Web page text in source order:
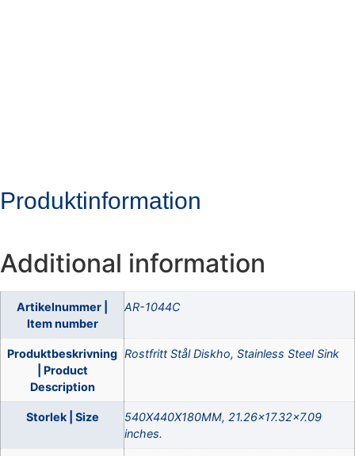
Produktinformation
Additional information
Artikelnummer |
Item number
AR-1044C
Produktbeskrivning
| Product
Description
Rostfritt Stål Diskho, Stainless Steel Sink
Storlek | Size
540X440X180MM, 21.26×17.32×7.09
inches.